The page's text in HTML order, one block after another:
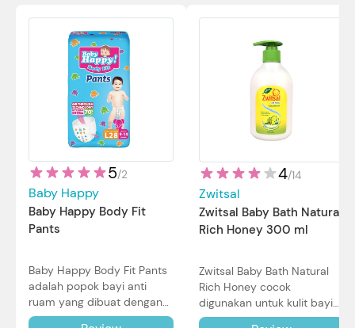
5/2
Baby Happy
Baby Happy Body Fit
Pants
Baby Happy Body Fit Pants
adalah popok bayi anti
ruam yang dibuat dengan
teknologi Air Through
4/14
Zwitsal
Zwitsal Baby Bath Natural
Rich Honey 300 ml
Zwitsal Baby Bath Natural
Rich Honey cocok
digunakan untuk kulit bayi
baru lahir bahkan kulit